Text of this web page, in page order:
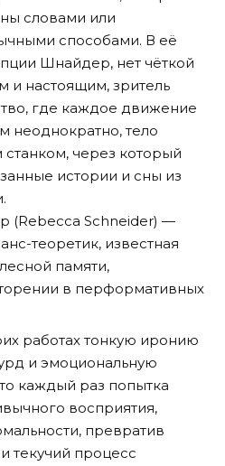
словами или
способами. В её
Шнайдер, нет чёткой
настоящим, зритель
где каждое движение
неоднократно, тело
станком, через который
истории и сны из
(Rebecca Schneider) —
теоретик, известная
памяти,
в перформативных
работах тонкую иронию
и эмоциональную
каждый раз попытка
восприятия,
превратив
текучий процесс